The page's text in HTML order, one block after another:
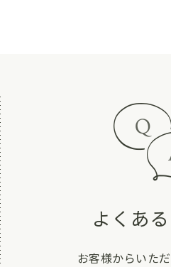
よくあ
お客様からいた